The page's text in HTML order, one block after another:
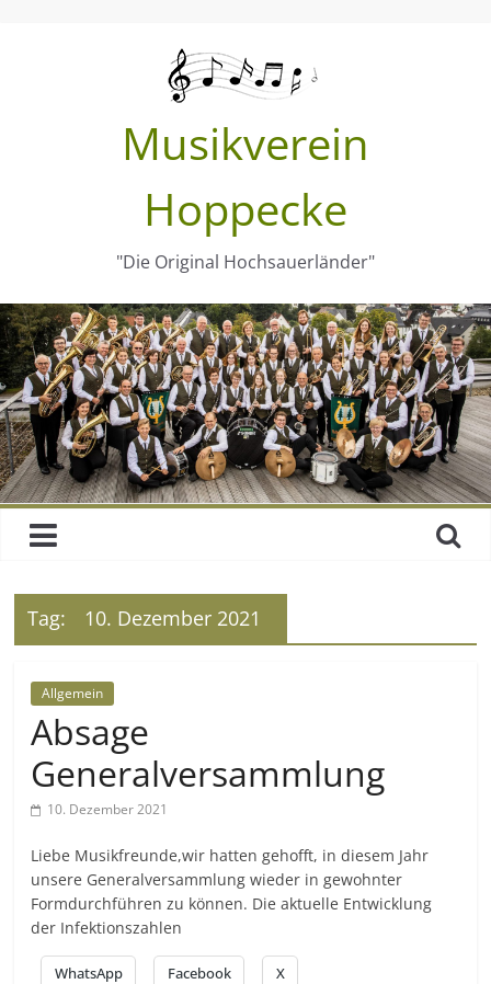
Musikverein
Hoppecke
"Die Original Hochsauerländer"
Tag: 10. Dezember 2021
Allgemein
Absage
Generalversammlung
10. Dezember 2021
Liebe Musikfreunde,wir hatten gehofft, in diesem Jahr
unsere Generalversammlung wieder in gewohnter
Formdurchführen zu können. Die aktuelle Entwicklung
der Infektionszahlen
WhatsApp Facebook X